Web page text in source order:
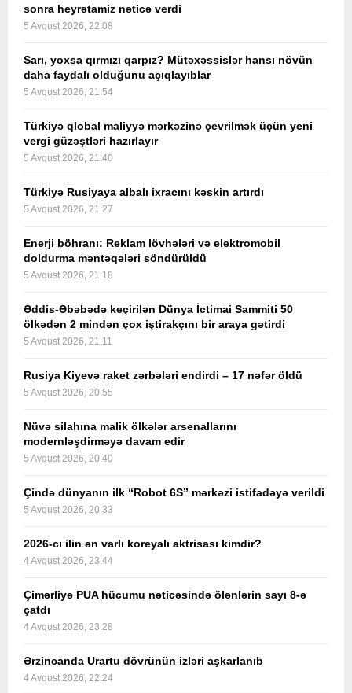
sonra heyrətamiz nəticə verdi
5 Avqust 2026, 22:08
Sarı, yoxsa qırmızı qarpız? Mütəxəssislər hansı növün
daha faydalı olduğunu açıqlayıblar
5 Avqust 2026, 21:54
Türkiyə qlobal maliyyə mərkəzinə çevrilmək üçün yeni
vergi güzəştləri hazırlayır
5 Avqust 2026, 21:40
Türkiyə Rusiyaya albalı ixracını kəskin artırdı
5 Avqust 2026, 21:27
Enerji böhranı: Reklam lövhələri və elektromobil
doldurma məntəqələri söndürüldü
5 Avqust 2026, 21:18
Əddis-Əbəbədə keçirilən Dünya İctimai Sammiti 50
ölkədən 2 mindən çox iştirakçını bir araya gətirdi
5 Avqust 2026, 21:11
Rusiya Kiyevə raket zərbələri endirdi – 17 nəfər öldü
5 Avqust 2026, 20:55
Nüvə silahına malik ölkələr arsenallarını
modernləşdirməyə davam edir
5 Avqust 2026, 20:40
Çində dünyanın ilk “Robot 6S” mərkəzi istifadəyə verildi
5 Avqust 2026, 20:33
2026-cı ilin ən varlı koreyalı aktrisası kimdir?
4 Avqust 2026, 23:44
Çimərliyə PUA hücumu nəticəsində ölənlərin sayı 8-ə
çatdı
4 Avqust 2026, 23:28
Ərzincanda Urartu dövrünün izləri aşkarlanıb
4 Avqust 2026, 22:24